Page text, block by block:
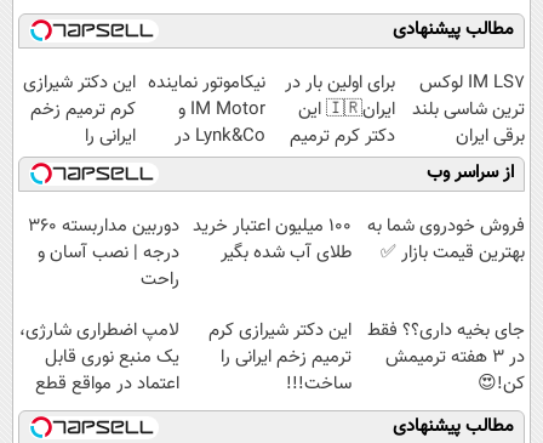
مطالب پیشنهادی
IM LS7 لوکس
ترین شاسی بلند
برقی ایران
برای اولین بار در
ایران🇮🇷 این
دکتر کرم ترمیم
کننده 23 روزه
ساخت!
نیکاموتور نماینده
IM Motor و
Lynk&Co در
ایران
این دکتر شیرازی
کرم ترمیم زخم
ایرانی را
ساخت!!!
از سراسر وب
فروش خودروی شما به
بهترین قیمت بازار ✅
100 میلیون اعتبار خرید
طلای آب شده بگیر
دوربین مداربسته 360
درجه | نصب آسان و
راحت
جای بخیه داری؟؟ فقط
در 3 هفته ترمیمش
کن!😍
این دکتر شیرازی کرم
ترمیم زخم ایرانی را
ساخت!!!
لامپ اضطراری شارژی،
یک منبع نوری قابل
اعتماد در مواقع قطع
برق
مطالب پیشنهادی